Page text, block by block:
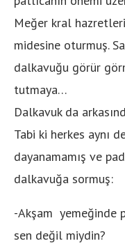
Meğer kral
midesine oturmuş.
dalkavuğu görür
tutmaya…
Dalkavuk da
Tabi ki herkes aynı
dayanamamış ve
dalkavuğa sormuş:
-Akşam yemeğinde
sen değil miydin?